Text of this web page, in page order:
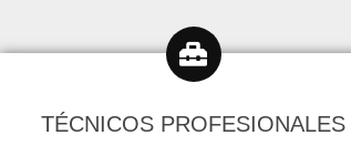
TÉCNICOS PROFESIONALES